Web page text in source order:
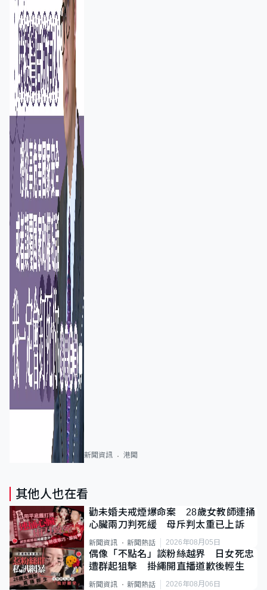
新聞資訊 港聞
其他人也在看
勸未婚夫戒煙爆命案 28歲女教師連捅
心臟兩刀判死緩 母斥判太重已上訴
新聞資訊 新聞熱話 2026年08月05日
偶像「不點名」談粉絲越界 日女死忠
遭群起狙擊 掛繩開直播道歉後輕生
新聞資訊 新聞熱話 2026年08月06日